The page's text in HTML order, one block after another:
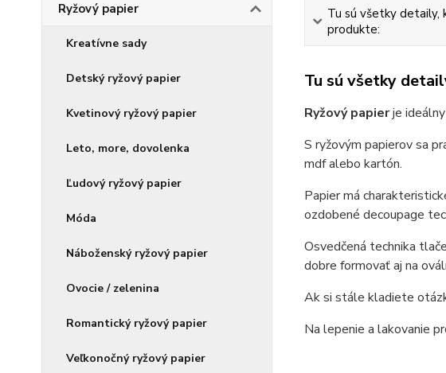
Ryžový papier
Kreatívne sady
Detský ryžový papier
Kvetinový ryžový papier
Leto, more, dovolenka
Ľudový ryžový papier
Móda
Náboženský ryžový papier
Ovocie / zelenina
Romantický ryžový papier
Veľkonočný ryžový papier
Tu sú všetky
produkte:
Tu sú všetky
Ryžový papierje
S ryžovým papierov sa
mdf alebo kartón.
Papier má
ozdobené decoupage
Osvedčená technika
dobre formovať aj na
Ak si stále kladiete
Na lepenie a lakovanie